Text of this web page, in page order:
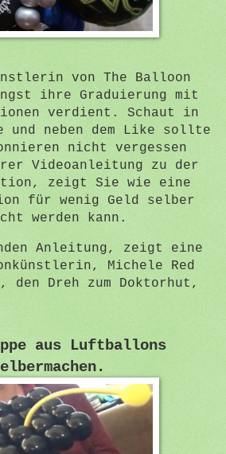
von The Balloon
ihre Graduierung mit
verdient. Schaut in
neben dem Like sollte
nicht vergessen
Videoanleitung zu der
zeigt Sie wie eine
für wenig Geld selber
werden kann.
Anleitung, zeigt eine
Michele Red
den Dreh zum Doktorhut,
aus Luftballons